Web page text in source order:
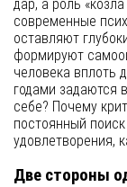
дар, а роль
современные
оставляют
формируют
человека вплоть
годами задаются
себе? Почему
постоянный
удовлетворения,
Две стороны